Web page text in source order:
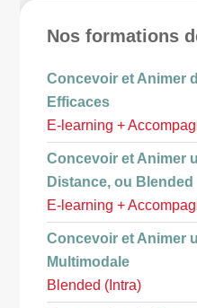
Nos formations
Concevoir et Animer
Efficaces
E-learning +
Concevoir et Animer
Distance, ou Blended
E-learning +
Concevoir et Animer
Multimodale
Blended (Intra)